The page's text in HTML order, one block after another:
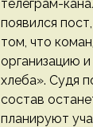
телеграм-
появился
том, что
организацию
хлеба». Судя
состав
планируют